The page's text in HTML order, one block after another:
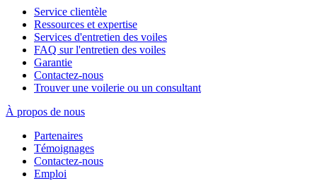
Service clientèle
Ressources et expertise
Services d'entretien des voiles
FAQ sur l'entretien des voiles
Garantie
Contactez-nous
Trouver une voilerie ou un consultant
À propos de nous
Partenaires
Témoignages
Contactez-nous
Emploi